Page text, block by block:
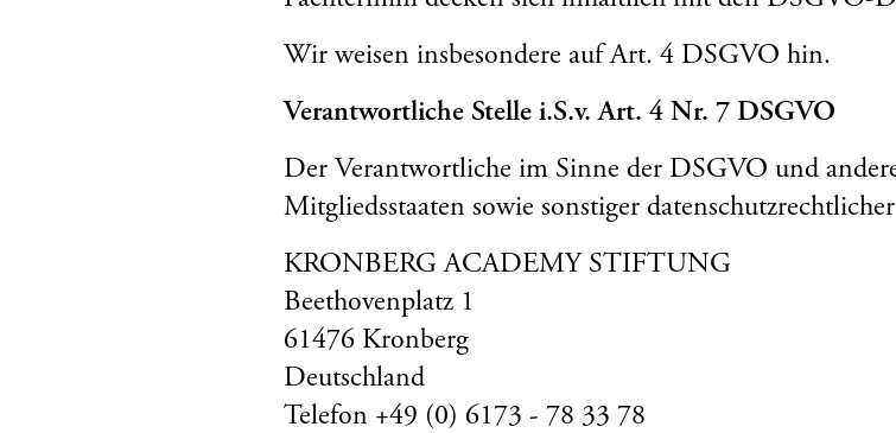
Wir weisen insbesondere auf Art. 4 DSGVO hin.
Verantwortliche Stelle i.S.v. Art. 4 Nr. 7 DSGVO
Der Verantwortliche im Sinne der DSGVO und
Mitgliedsstaaten sowie sonstiger
KRONBERG ACADEMY STIFTUNG
Beethovenplatz 1
61476 Kronberg
Deutschland
Telefon +49 (0) 6173 - 78 33 78